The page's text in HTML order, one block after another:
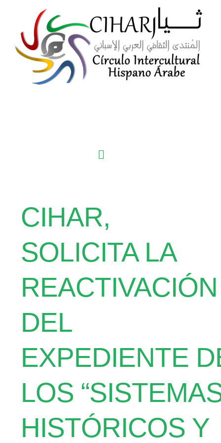
CIHAR,
SOLICITA LA
REACTIVACIÓN
DEL
EXPEDIENTE
LOS
HISTÓRICOS Y